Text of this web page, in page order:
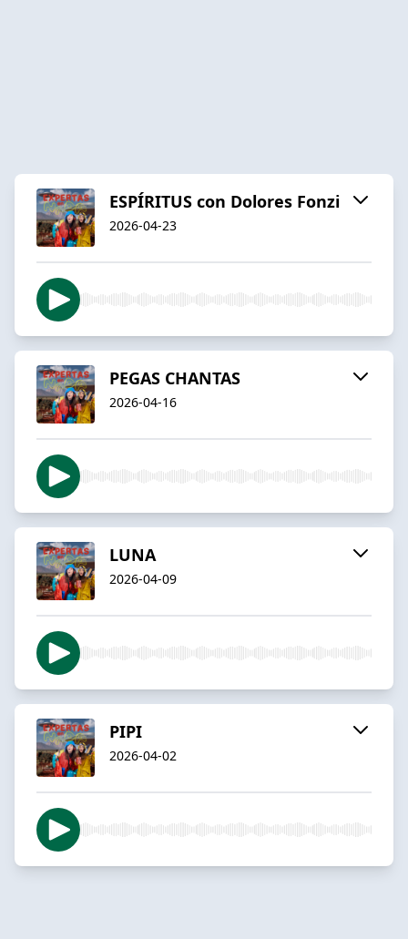
ESPÍRITUS con Dolores Fonzi
2026-04-23
PEGAS CHANTAS
2026-04-16
LUNA
2026-04-09
PIPI
2026-04-02